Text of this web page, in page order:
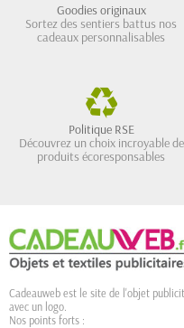
Goodies originaux
Sortez des sentiers battus nos
cadeaux personnalisables
Politique RSE
Découvrez un choix incroyable de
produits écoresponsables
Cadeauweb est le site de l'objet
avec un logo.
Nos points forts :